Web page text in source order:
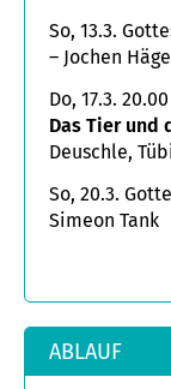
So, 13.3.
– Jochen
Do, 17.3.
Das Tier und
Deuschle,
So, 20.3.
Simeon Tank
ABLAUF